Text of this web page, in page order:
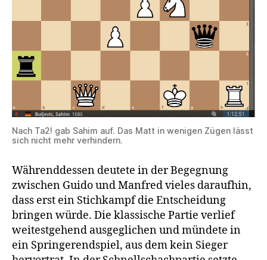
Nach Ta2! gab Sahim auf. Das Matt in wenigen Zügen lässt
sich nicht mehr verhindern.
Währenddessen deutete in der Begegnung
zwischen Guido und Manfred vieles daraufhin,
dass erst ein Stichkampf die Entscheidung
bringen würde. Die klassische Partie verlief
weitestgehend ausgeglichen und mündete in
ein Springerendspiel, aus dem kein Sieger